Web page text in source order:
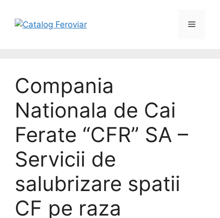
Compania
Nationala de Cai
Ferate “CFR” SA –
Servicii de
salubrizare spatii
CF pe raza